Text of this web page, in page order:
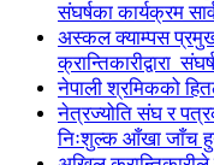
संघर्षका कार्यक्रम
अस्कल क्याम्पस
क्रान्तिकारीद्वारा
नेपाली श्रमिकको
नेत्रज्योति संघ र
निःशुल्क आँखा जाँच